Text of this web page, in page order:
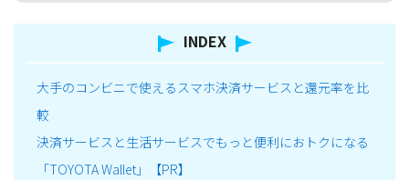
INDEX
大手のコンビニで使えるスマホ決済サービスと還元率を比
較
決済サービスと生活サービスでもっと便利におトクになる
「TOYOTA Wallet」【PR】